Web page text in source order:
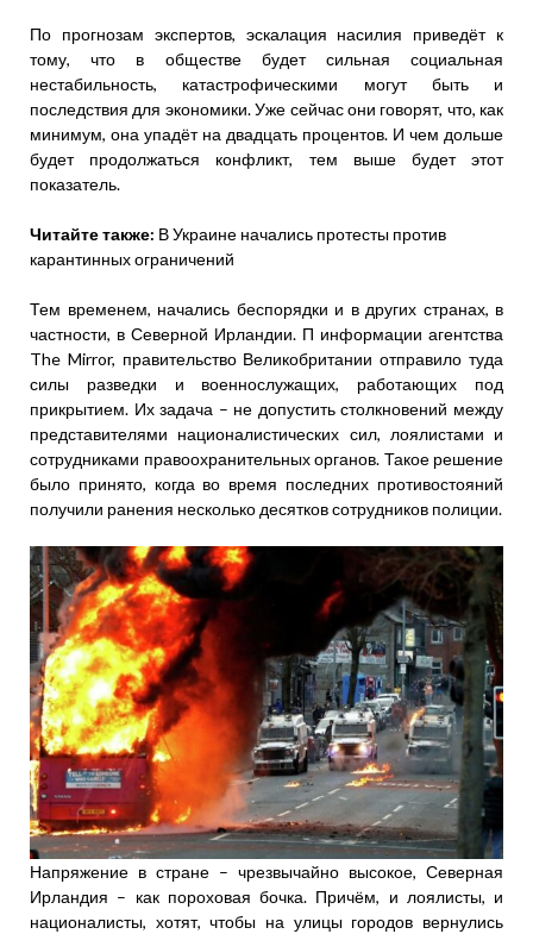
По прогнозам экспертов, эскалация насилия приведёт к
тому, что в обществе будет сильная социальная
нестабильность, катастрофическими могут быть и
последствия для экономики. Уже сейчас они говорят, что, как
минимум, она упадёт на двадцать процентов. И чем дольше
будет продолжаться конфликт, тем выше будет этот
показатель.
Читайте также: В Украине начались протесты против
карантинных ограничений
Тем временем, начались беспорядки и в других странах, в
частности, в Северной Ирландии. П информации агентства
The Mirror, правительство Великобритании отправило туда
силы разведки и военнослужащих, работающих под
прикрытием. Их задача – не допустить столкновений между
представителями националистических сил, лоялистами и
сотрудниками правоохранительных органов. Такое решение
было принято, когда во время последних противостояний
получили ранения несколько десятков сотрудников полиции.
Напряжение в стране – чрезвычайно высокое, Северная
Ирландия – как пороховая бочка. Причём, и лоялисты, и
националисты, хотят, чтобы на улицы городов вернулись